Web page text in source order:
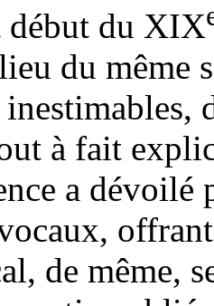
début du XIX
du même
à fait
a dévoilé
de même,